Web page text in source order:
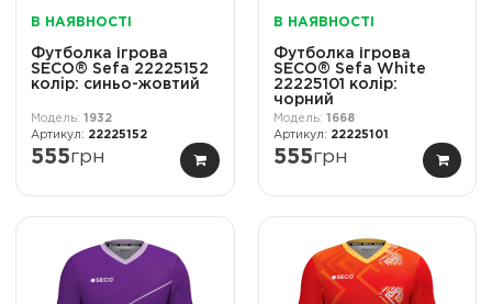
В НАЯВНОСТІ
Футболка ігрова
SECO® Sefa 22225152
колiр: синьо-жовтий
1932
22225152
555грн
В НАЯВНОСТІ
Футболка ігрова
SECO® Sefa White
22225101 колiр:
чорний
1668
22225101
555грн